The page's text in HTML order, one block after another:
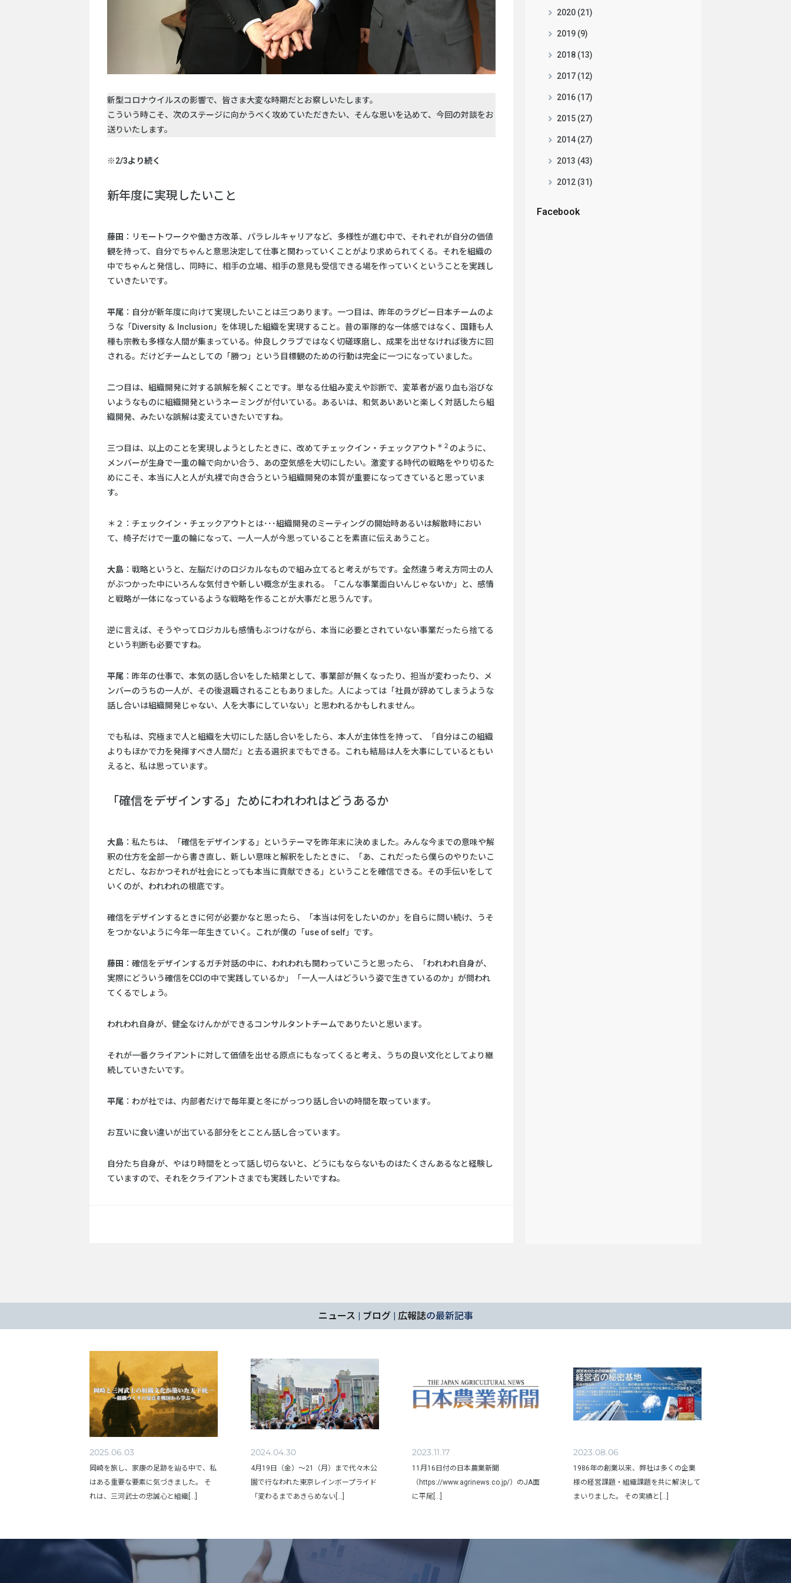
新型コロナウイルスの影響で、皆さま大変な時期だとお察しいたします。
こういう時こそ、次のステージに向かうべく攻めていただきたい、そんな思いを込めて、今回の対談をお
送りいたします。
※2/3より続く
新年度に実現したいこと
藤田 ：リモートワークや働き方改革、パラレルキャリアなど、多様性が進む中で、それぞれが自分の価値
観を持って、自分でちゃんと意思決定して仕事と関わっていくことがより求められてくる。それを組織の
中でちゃんと発信し、同時に、相手の立場、相手の意見も受信できる場を作っていくということを実践し
ていきたいです。
平尾 ：自分が新年度に向けて実現したいことは三つあります。一つ目は、昨年のラグビー日本チームのよ
うな「Diversity ＆ Inclusion」を体現した組織を実現すること。昔の軍隊的な一体感ではなく、国籍も人
種も宗教も多様な人間が集まっている。仲良しクラブではなく切磋琢磨し、成果を出せなければ後方に回
される。だけどチームとしての「勝つ」という目標観のための行動は完全に一つになっていました。
二つ目は、組織開発に対する誤解を解くことです。単なる仕組み変えや診断で、変革者が返り血も浴びな
いようなものに組織開発というネーミングが付いている。あるいは、和気あいあいと楽しく対話したら組
織開発、みたいな誤解は変えていきたいですね。
三つ目は、以上のことを実現しようとしたときに、改めてチェックイン・チェックアウト ＊２ のように、
メンバーが生身で一重の輪で向かい合う、あの空気感を大切にしたい。激変する時代の戦略をやり切るた
めにこそ、本当に人と人が丸裸で向き合うという組織開発の本質が重要になってきていると思っていま
す。
＊２：チェックイン・チェックアウトとは･･･組織開発のミーティングの開始時あるいは解散時におい
て、椅子だけで一重の輪になって、一人一人が今思っていることを素直に伝えあうこと。
大島 ：戦略というと、左脳だけのロジカルなもので組み立てると考えがちです。全然違う考え方同士の人
がぶつかった中にいろんな気付きや新しい概念が生まれる。「こんな事業面白いんじゃないか」と、感情
と戦略が一体になっているような戦略を作ることが大事だと思うんです。
逆に言えば、そうやってロジカルも感情もぶつけながら、本当に必要とされていない事業だったら捨てる
という判断も必要ですね。
平尾 ：昨年の仕事で、本気の話し合いをした結果として、事業部が無くなったり、担当が変わったり、メ
ンバーのうちの一人が、その後退職されることもありました。人によっては「社員が辞めてしまうような
話し合いは組織開発じゃない、人を大事にしていない」と思われるかもしれません。
でも私は、究極まで人と組織を大切にした話し合いをしたら、本人が主体性を持って、「自分はこの組織
よりもほかで力を発揮すべき人間だ」と去る選択までもできる。これも結局は人を大事にしているともい
えると、私は思っています。
「確信をデザインする」ためにわれわれはどうあるか
大島 ：私たちは、「確信をデザインする」というテーマを昨年末に決めました。みんな今までの意味や解
釈の仕方を全部一から書き直し、新しい意味と解釈をしたときに、「あ、これだったら僕らのやりたいこ
とだし、なおかつそれが社会にとっても本当に貢献できる」ということを確信できる。その手伝いをして
いくのが、われわれの根底です。
確信をデザインするときに何が必要かなと思ったら、「本当は何をしたいのか」を自らに問い続け、うそ
をつかないように今年一年生きていく。これが僕の「use of self」です。
藤田 ：確信をデザインするガチ対話の中に、われわれも関わっていこうと思ったら、「われわれ自身が、
実際にどういう確信をCCIの中で実践しているか」「一人一人はどういう姿で生きているのか」が問われ
てくるでしょう。
われわれ自身が、健全なけんかができるコンサルタントチームでありたいと思います。
それが一番クライアントに対して価値を出せる原点にもなってくると考え、うちの良い文化としてより継
続していきたいです。
平尾 ：わが社では、内部者だけで毎年夏と冬にがっつり話し合いの時間を取っています。
お互いに食い違いが出ている部分をとことん話し合っています。
自分たち自身が、やはり時間をとって話し切らないと、どうにもならないものはたくさんあるなと経験し
ていますので、それをクライアントさまでも実践したいですね。
2020 (21)
2019 (9)
2018 (13)
2017 (12)
2016 (17)
2015 (27)
2014 (27)
2013 (43)
2012 (31)
Facebook
ニュース | ブログ| 広報誌の最新記事
2025.06.03
岡崎を旅し、家康の足跡を辿る中で、私
はある重要な要素に気づきました。 そ
れは、三河武士の忠誠心と組織[...]
2024.04.30
4月19日（金）～21（月）まで代々木公
園で行なわれた東京レインボープライド
「変わるまであきらめない[...]
2023.11.17
11月16日付の日本農業新聞
（https://www.agrinews.co.jp/）のJA面
に平尾[...]
2023.08.06
1986年の創業以来、弊社は多くの企業
様の経営課題・組織課題を共に解決して
まいりました。 その実績と[...]